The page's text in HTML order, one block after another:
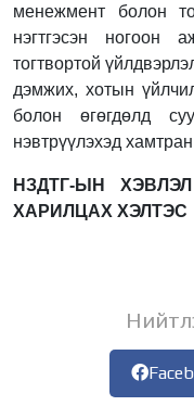
менежмент болон
нэгтгэсэн ногоон
тогтвортой
дэмжих, хотын
болон өгөгдөлд
нэвтрүүлэхэд
НЗДТГ-ЫН
ХАРИЛЦАХ ХЭЛТЭС